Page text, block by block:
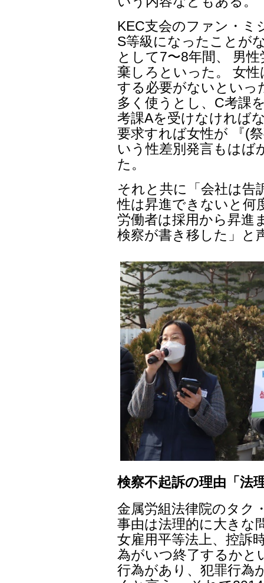
KEC支会のファン・ミ
S等級になったことが
として7〜8年間、 男
棄しろといった。 女
する必要がないといっ
多く使うとし、C考課
考課Aを受けなければ
要求すれば女性が 『(
いう性差別発言もはば
た。
それと共に「会社は告
性は昇進できないと何
労働者は採用から昇進
検察が書き移した」と
検察不起訴の理由「法
金属労組法律院のタク
事由は法理的に大きな
女雇用平等法上、控訴
為がいつ終了するかと
行為があり、犯罪行為